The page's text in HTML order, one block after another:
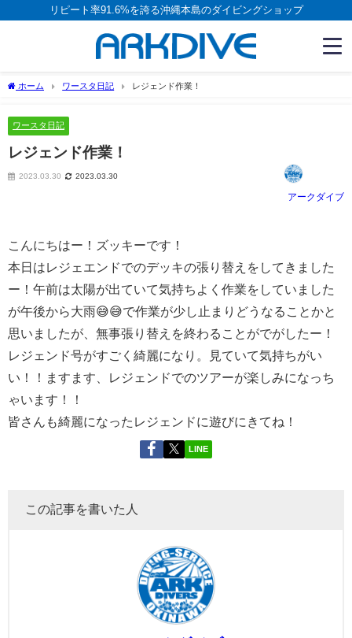
リピート率91.6%を誇る沖縄本島のダイビングショップ
ホーム ワースタ日記 レジェンド作業！
ワースタ日記
レジェンド作業！
2023.03.30 2023.03.30
アークダイブ
こんにちはー！ズッキーです！
本日はレジェエンドでのデッキの張り替えをしてきました
ー！午前は太陽が出ていて気持ちよく作業をしていました
が午後から大雨😅😅で作業が少し止まりどうなることかと
思いましたが、無事張り替えを終わることがでがしたー！
レジェンド号がすごく綺麗になり。見ていて気持ちがい
い！！ますます、レジェンドでのツアーが楽しみになっち
ゃいます！！
皆さんも綺麗になったレジェンドに遊びにきてね！
LINE
この記事を書いた人